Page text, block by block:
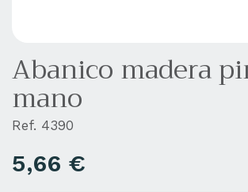
Abanico madera
mano
Ref. 4390
5,66 €